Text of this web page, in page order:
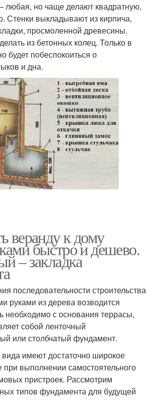
но чаще делают квадратную,
Стенки выкладывают из кирпича,
просмоленной древесины.
из бетонных колец. Только в
будет побеспокоиться о
и дна.
веранду к дому
быстро и дешево.
– закладка
последовательности строительства
руками из дерева возводится
необходимо с основания террасы,
собой ленточный
или столбчатый фундамент.
имеют достаточно широкое
при выполнении самостоятельного
пристроек. Рассмотрим
типов фундамента для будущей